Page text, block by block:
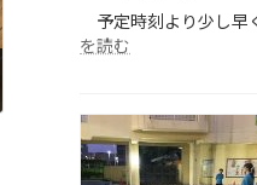
予定時刻より少し早
を読む
保
育
（２